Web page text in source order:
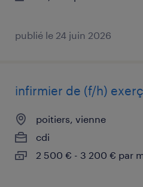
publié le 24 juin 2026
infirmier de (f/h)
poitiers, vienne
cdi
2 500 € - 3 200 € par